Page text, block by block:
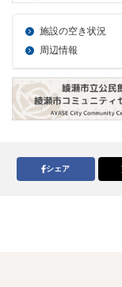
施設の空き状況
周辺情報
シェア